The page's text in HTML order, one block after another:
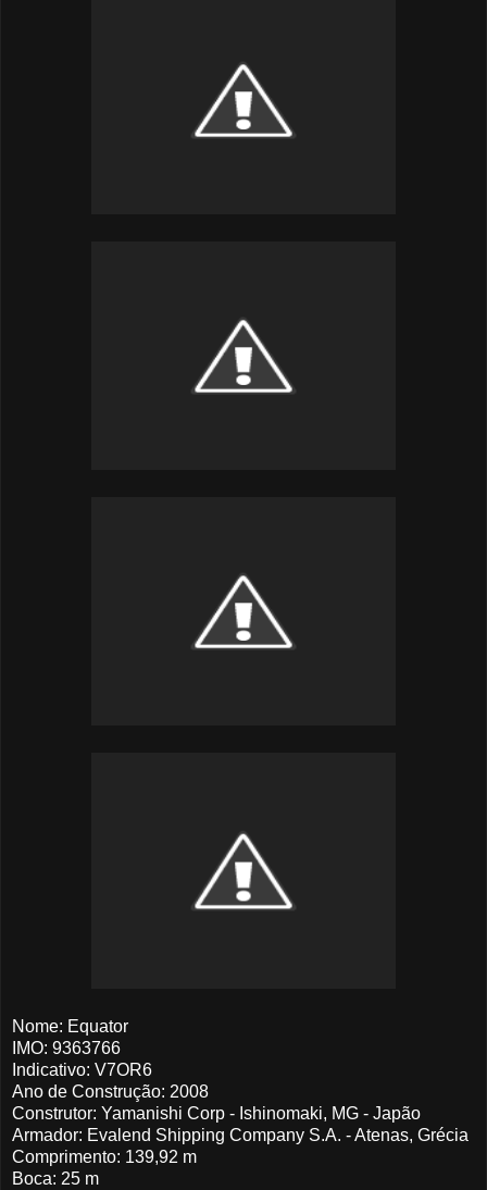
Nome: Equator
IMO: 9363766
Indicativo: V7OR6
Ano de Construção: 2008
Construtor: Yamanishi Corp - Ishinomaki, MG - Japão
Armador: Evalend Shipping Company S.A. - Atenas, Grécia
Comprimento: 139,92 m
Boca: 25 m